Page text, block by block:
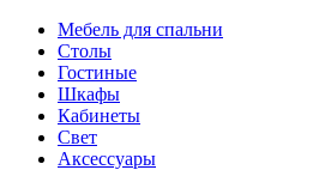
Мебель для спальни
Столы
Гостиные
Шкафы
Кабинеты
Свет
Аксессуары